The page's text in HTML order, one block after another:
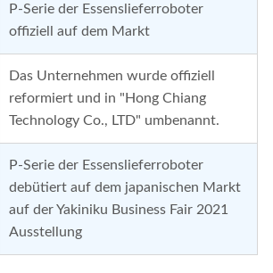
P-Serie der Essenslieferroboter
offiziell auf dem Markt
Das Unternehmen wurde offiziell
reformiert und in "Hong Chiang
Technology Co., LTD" umbenannt.
P-Serie der Essenslieferroboter
debütiert auf dem japanischen Markt
auf der Yakiniku Business Fair 2021
Ausstellung